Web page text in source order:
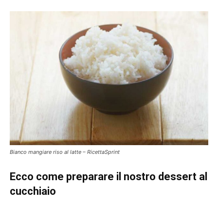
Bianco mangiare riso al latte – RicettaSprint
Ecco come preparare il nostro dessert al
cucchiaio